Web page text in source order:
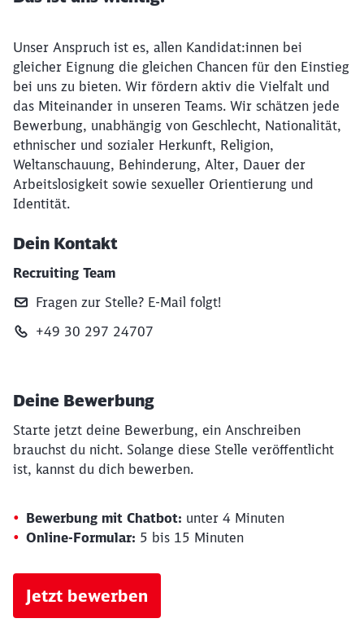
Unser Anspruch ist es, allen Kandidat:innen bei
gleicher Eignung die gleichen Chancen für den Einstieg
bei uns zu bieten. Wir fördern aktiv die Vielfalt und
das Miteinander in unseren Teams. Wir schätzen jede
Bewerbung, unabhängig von Geschlecht, Nationalität,
ethnischer und sozialer Herkunft, Religion,
Weltanschauung, Behinderung, Alter, Dauer der
Arbeitslosigkeit sowie sexueller Orientierung und
Identität.
Dein Kontakt
Recruiting Team
Fragen zur Stelle? E‑Mail folgt!
+49 30 297 24707
Deine Bewerbung
Starte jetzt deine Bewerbung, ein Anschreiben
brauchst du nicht. Solange diese Stelle veröffentlicht
ist, kannst du dich bewerben.
Bewerbung mit Chatbot: unter 4 Minuten
Online-Formular: 5 bis 15 Minuten
Jetzt bewerben